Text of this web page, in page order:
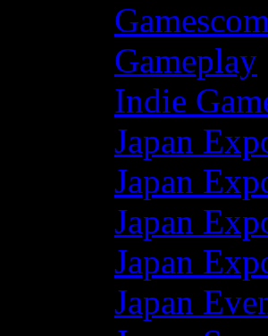
Gamescom
Gameplay
Indie
Japan
Japan
Japan
Japan
Japan